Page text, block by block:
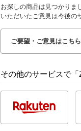
お探しの商品は見つかりま
いただいたご意見は今後の
ご要望・ご意見はこちら
その他のサービスで